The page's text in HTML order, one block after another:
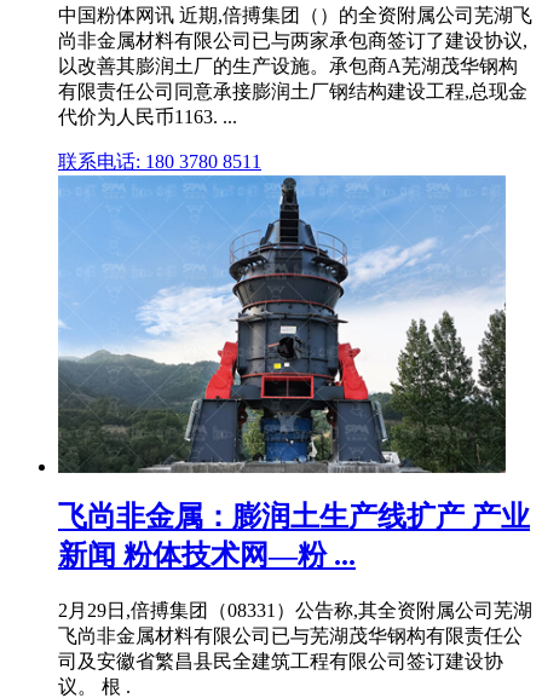
中国粉体网讯 近期,倍搏集团（）的全资附属公司芜湖飞
尚非金属材料有限公司已与两家承包商签订了建设协议,
以改善其膨润土厂的生产设施。承包商A芜湖茂华钢构
有限责任公司同意承接膨润土厂钢结构建设工程,总现金
代价为人民币1163. ...
联系电话: 180 3780 8511
飞尚非金属：膨润土生产线扩产 产业
新闻 粉体技术网—粉 ...
2月29日,倍搏集团（08331）公告称,其全资附属公司芜湖
飞尚非金属材料有限公司已与芜湖茂华钢构有限责任公
司及安徽省繁昌县民全建筑工程有限公司签订建设协
议。 根 .